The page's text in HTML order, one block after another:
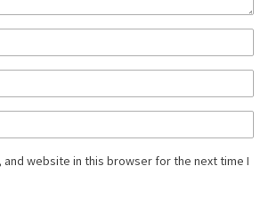
and website in this browser for the next time I